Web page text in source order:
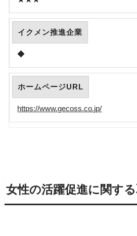
イクメン推進企業
◆
ホームページURL
https://www.gecoss.co.jp/
女性の活躍促進に関す